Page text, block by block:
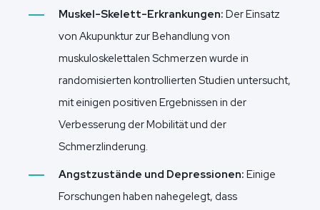
Muskel-Skelett-Erkrankungen: Der Einsatz
von Akupunktur zur Behandlung von
muskuloskelettalen Schmerzen wurde in
randomisierten kontrollierten Studien untersucht,
mit einigen positiven Ergebnissen in der
Verbesserung der Mobilität und der
Schmerzlinderung.
Angstzustände und Depressionen: Einige
Forschungen haben nahegelegt, dass